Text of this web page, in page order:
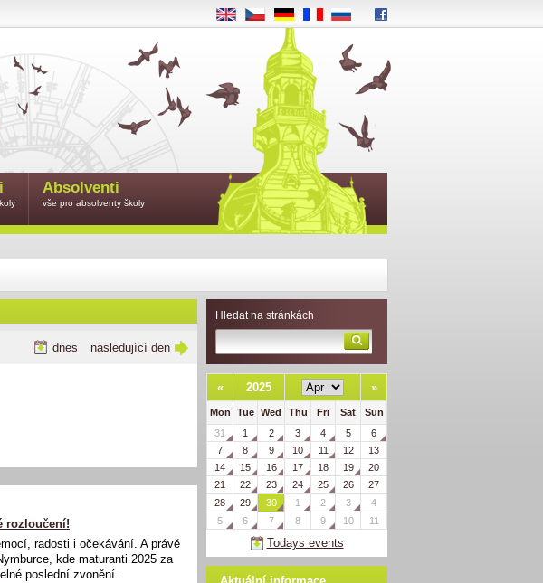
dnes následující den
rozloučení!
radosti i očekávání. A právě
kde maturanti 2025 za
poslední zvonění.
Hledat na stránkách
« 2025 »
Mon Tue Wed Thu Fri Sat
Sun
31
1 2 3 4 5
6
7
8 9 10 11 12
13
14
15 16 17 18 19
20
21
22 23 24 25 26
27
28
29 30 1 2 3
4
5
6 7 8 9 10 11
Todays events
Absolventi
vše pro absolventy školy
EN CS DE RU